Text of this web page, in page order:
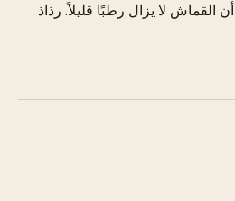
القماش لا يزال رطبًا قليلاً. رذاذ